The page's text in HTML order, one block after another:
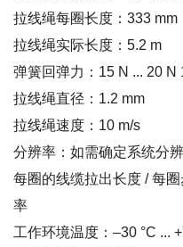
拉线绳每圈长度：333 mm
拉线绳实际长度：5.2 m
弹簧回弹力：15 N ... 20 N
拉线绳直径：1.2 mm
拉线绳速度：10 m/s
分辨率：如需确定系统分
每圈的线缆拉出长度 / 每
率
工作环境温度：–30 °C ...